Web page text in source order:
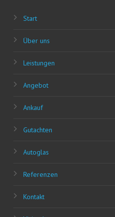
Start
Über uns
Leis­tun­gen
Ange­bot
Ankauf
Gut­ach­ten
Auto­glas
Refe­ren­zen
Kon­takt